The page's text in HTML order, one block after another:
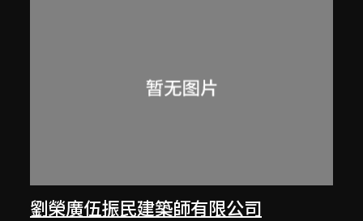
劉榮廣伍振民建築師有限公司